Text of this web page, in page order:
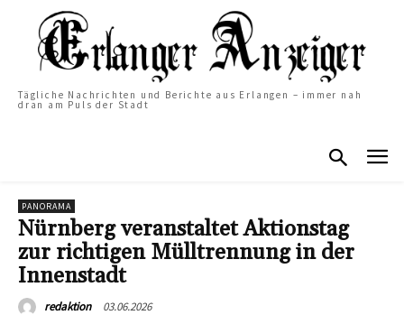
Tägliche Nachrichten und Berichte aus Erlangen – immer nah
dran am Puls der Stadt
PANORAMA
Nürnberg veranstaltet Aktionstag
zur richtigen Mülltrennung in der
Innenstadt
redaktion 03.06.2026